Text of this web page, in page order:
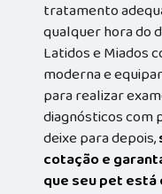
tratamento
qualquer hora do
Latidos e Miados
moderna e
para realizar
diagnósticos com
deixe para depois,
cotação e
que seu pet está